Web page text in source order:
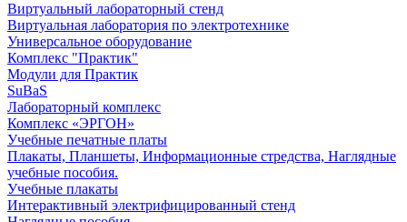
Виртуальный лабораторный стенд
Виртуальная лаборатория по электротехнике
Универсальное оборудование
Комплекс "Практик"
Модули для Практик
SuBaS
Лабораторный комплекс
Комплекс «ЭРГОН»
Учебные печатные платы
Плакаты, Планшеты, Информационные стредства, Наглядные
учебные пособия.
Учебные плакаты
Интерактивный электрифицированный стенд